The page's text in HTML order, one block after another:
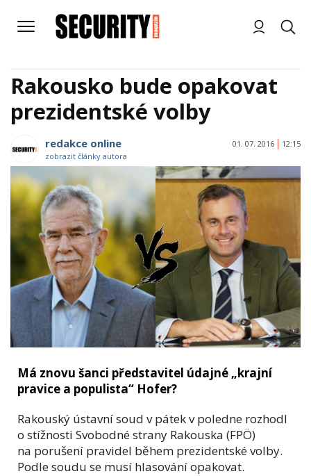
Rakousko bude opakovat
prezidentské volby
redakce online
zobrazit články autora
01. 07. 2016 12:15
Má znovu šanci představitel údajné „krajní
pravice a populista“ Hofer?
Rakouský ústavní soud v pátek v poledne rozhodl
o stížnosti Svobodné strany Rakouska (FPÖ)
na porušení pravidel během prezidentské volby.
Podle soudu se musí hlasování opakovat.